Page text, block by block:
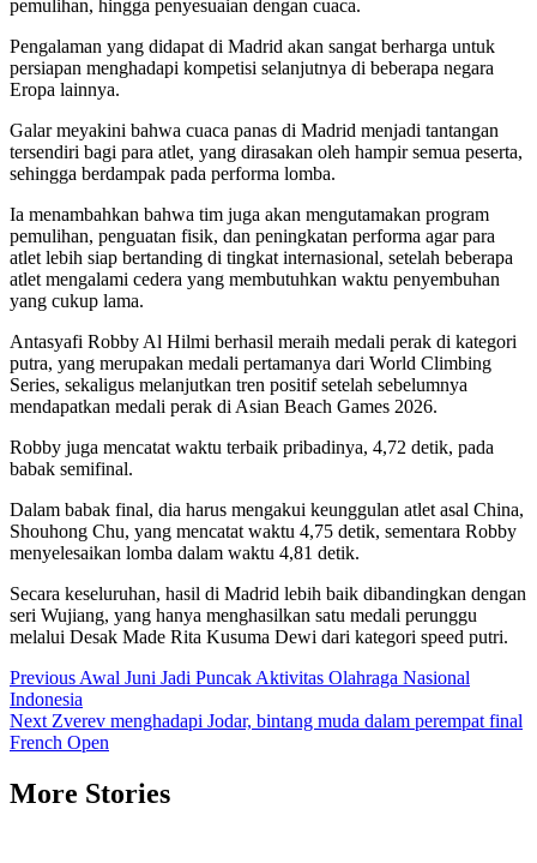
pemulihan, hingga penyesuaian dengan cuaca.
Pengalaman yang didapat di Madrid akan sangat berharga untuk
persiapan menghadapi kompetisi selanjutnya di beberapa negara
Eropa lainnya.
Galar meyakini bahwa cuaca panas di Madrid menjadi tantangan
tersendiri bagi para atlet, yang dirasakan oleh hampir semua peserta,
sehingga berdampak pada performa lomba.
Ia menambahkan bahwa tim juga akan mengutamakan program
pemulihan, penguatan fisik, dan peningkatan performa agar para
atlet lebih siap bertanding di tingkat internasional, setelah beberapa
atlet mengalami cedera yang membutuhkan waktu penyembuhan
yang cukup lama.
Antasyafi Robby Al Hilmi berhasil meraih medali perak di kategori
putra, yang merupakan medali pertamanya dari World Climbing
Series, sekaligus melanjutkan tren positif setelah sebelumnya
mendapatkan medali perak di Asian Beach Games 2026.
Robby juga mencatat waktu terbaik pribadinya, 4,72 detik, pada
babak semifinal.
Dalam babak final, dia harus mengakui keunggulan atlet asal China,
Shouhong Chu, yang mencatat waktu 4,75 detik, sementara Robby
menyelesaikan lomba dalam waktu 4,81 detik.
Secara keseluruhan, hasil di Madrid lebih baik dibandingkan dengan
seri Wujiang, yang hanya menghasilkan satu medali perunggu
melalui Desak Made Rita Kusuma Dewi dari kategori speed putri.
Post
navigation
Previous Awal Juni Jadi Puncak Aktivitas Olahraga Nasional
Indonesia
Next Zverev menghadapi Jodar, bintang muda dalam perempat final
French Open
More Stories